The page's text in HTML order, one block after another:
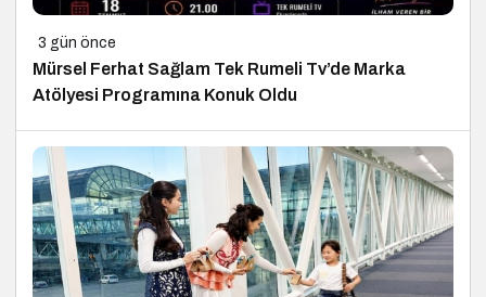
3 gün önce
Mürsel Ferhat Sağlam Tek Rumeli Tv’de Marka
Atölyesi Programına Konuk Oldu